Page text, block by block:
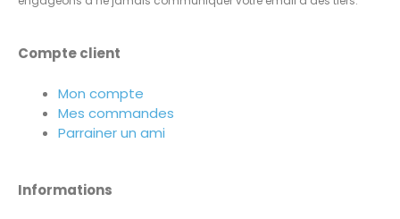
Compte client
Mon compte
Mes commandes
Parrainer un ami
Informations